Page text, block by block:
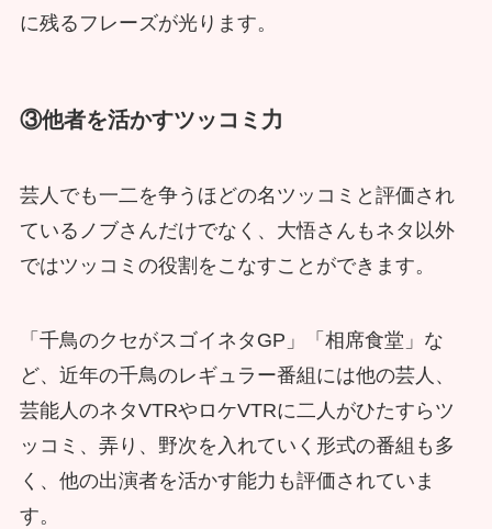
に残るフレーズが光ります。
③他者を活かすツッコミ力
芸人でも一二を争うほどの名ツッコミと評価され
ているノブさんだけでなく、大悟さんもネタ以外
ではツッコミの役割をこなすことができます。
「千鳥のクセがスゴイネタGP」「相席食堂」な
ど、近年の千鳥のレギュラー番組には他の芸人、
芸能人のネタVTRやロケVTRに二人がひたすらツ
ッコミ、弄り、野次を入れていく形式の番組も多
く、他の出演者を活かす能力も評価されていま
す。